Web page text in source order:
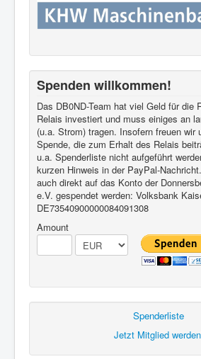
Spenden willkommen!
Das DB0ND-Team hat viel Geld für die
Relais investiert und muss einiges an
(u.a. Strom) tragen. Insofern freuen wir
Spende, die zum Erhalt des Relais
u.a. Spenderliste nicht aufgeführt
kurzen Hinweis in der PayPal-
auch direkt auf das Konto der
e.V. gespendet werden: Volksbank
DE73540900000084091308
Amount
Spenderliste
Jetzt Mitglied